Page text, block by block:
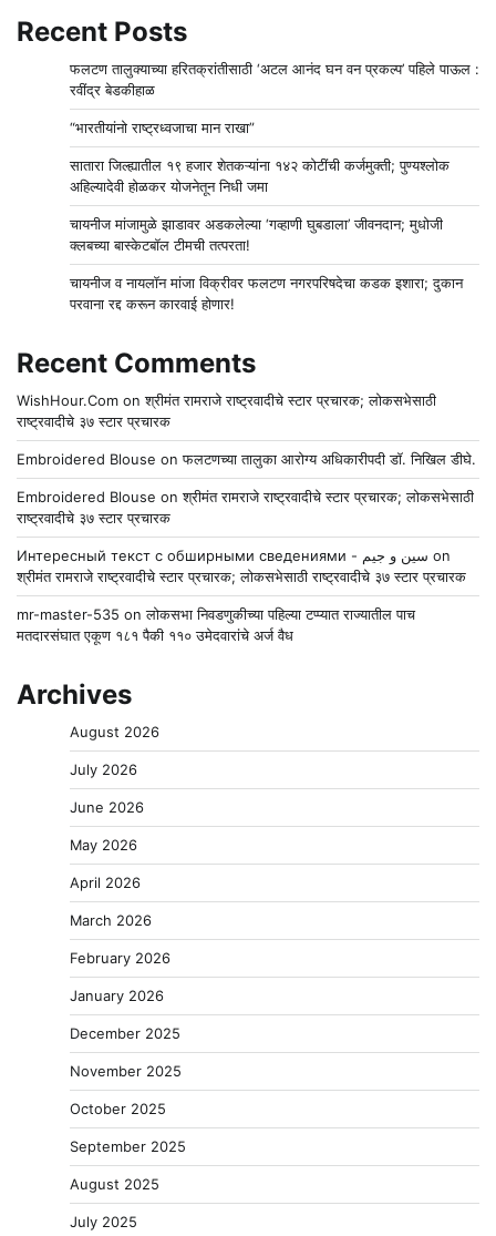
Recent Posts
फलटण तालुक्याच्या हरितक्रांतीसाठी ‘अटल आनंद घन वन प्रकल्प’ पहिले पाऊल :
रवींद्र बेडकीहाळ
“भारतीयांनो राष्ट्रध्वजाचा मान राखा”
सातारा जिल्ह्यातील १९ हजार शेतकऱ्यांना १४२ कोटींची कर्जमुक्ती; पुण्यश्लोक
अहिल्यादेवी होळकर योजनेतून निधी जमा
चायनीज मांजामुळे झाडावर अडकलेल्या ‘गव्हाणी घुबडाला’ जीवनदान; मुधोजी
क्लबच्या बास्केटबॉल टीमची तत्परता!
चायनीज व नायलॉन मांजा विक्रीवर फलटण नगरपरिषदेचा कडक इशारा; दुकान
परवाना रद्द करून कारवाई होणार!
Recent Comments
WishHour.Com onश्रीमंत रामराजे राष्ट्रवादीचे स्टार प्रचारक; लोकसभेसाठी
राष्ट्रवादीचे ३७ स्टार प्रचारक
Embroidered Blouse onफलटणच्या तालुका आरोग्य अधिकारीपदी डॉ. निखिल डीघे.
Embroidered Blouse onश्रीमंत रामराजे राष्ट्रवादीचे स्टार प्रचारक; लोकसभेसाठी
राष्ट्रवादीचे ३७ स्टार प्रचारक
Интересный текст с обширными сведениями - سين و جيم on
श्रीमंत रामराजे राष्ट्रवादीचे स्टार प्रचारक; लोकसभेसाठी राष्ट्रवादीचे ३७ स्टार प्रचारक
mr-master-535 onलोकसभा निवडणुकीच्या पहिल्या टप्प्यात राज्यातील पाच
मतदारसंघात एकूण १८१ पैकी ११० उमेदवारांचे अर्ज वैध
Archives
August 2026
July 2026
June 2026
May 2026
April 2026
March 2026
February 2026
January 2026
December 2025
November 2025
October 2025
September 2025
August 2025
July 2025